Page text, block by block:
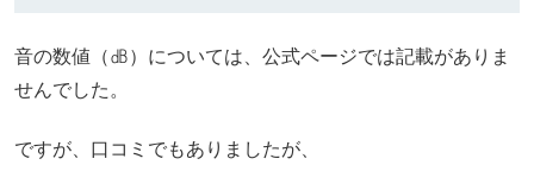
音の数値（㏈）については、公式ページでは記載がありま
せんでした。
ですが、口コミでもありましたが、